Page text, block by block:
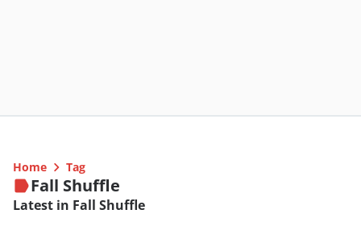
Home Tag
Fall Shuffle
Latest in Fall Shuffle